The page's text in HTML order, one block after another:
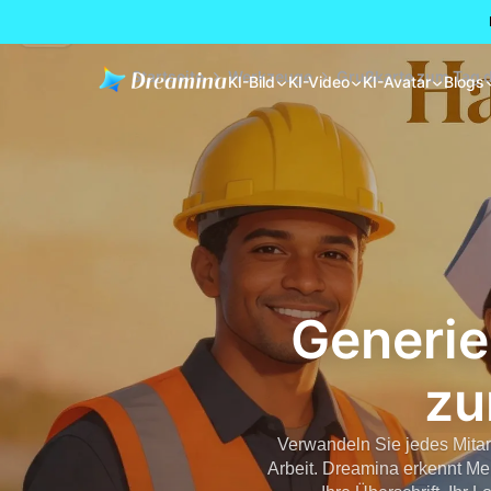
KI-Bild KI-Video KI-Avatar Blogs
Startseite Werkzeuge Grußkarte zum Tag
Verwandeln Sie jedes
Arbeit. Dreamina erkennt